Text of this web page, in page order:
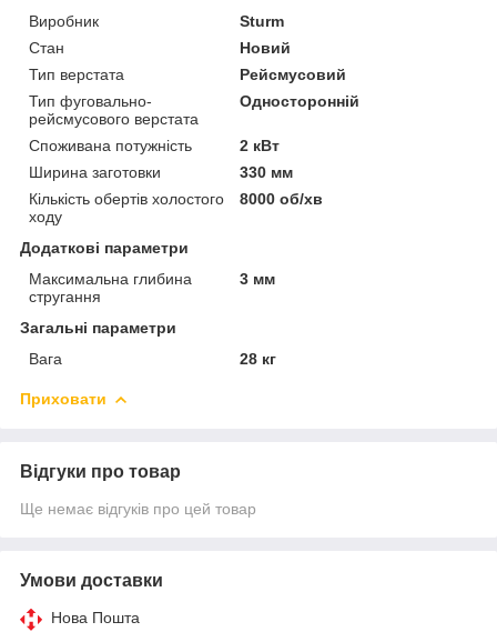
Виробник
Sturm
Стан
Новий
Тип верстата
Рейсмусовий
Тип фуговально-
рейсмусового верстата
Односторонній
Споживана потужність
2 кВт
Ширина заготовки
330 мм
Кількість обертів холостого
ходу
8000 об/хв
Додаткові параметри
Максимальна глибина
стругання
3 мм
Загальні параметри
Вага
28 кг
Приховати
Відгуки про товар
Ще немає відгуків про цей товар
Умови доставки
Нова Пошта